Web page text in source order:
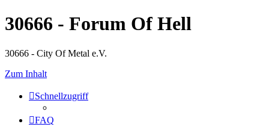
30666 - Forum Of Hell
30666 - City Of Metal e.V.
Zum Inhalt
Schnellzugriff
FAQ